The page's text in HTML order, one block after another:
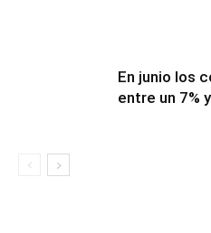
En junio los
entre un 7%